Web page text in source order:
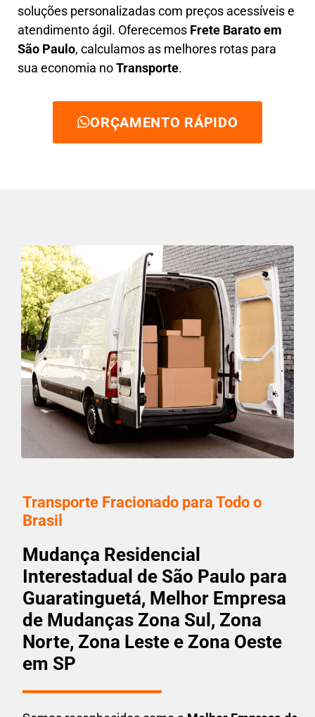
soluções personalizadas com preços acessíveis e
atendimento ágil . Oferecemos Frete Baratoem
São Paulo, calculamos as melhores rotas para
sua economia noTransporte.
ORÇAMENTO RÁPIDO
Transporte Fracionado para Todo o
Brasil
Mudança Residencial
Interestadual de São Paulo para
Guaratinguetá, Melhor Empresa
de Mudanças Zona Sul, Zona
Norte, Zona Leste e Zona Oeste
em SP